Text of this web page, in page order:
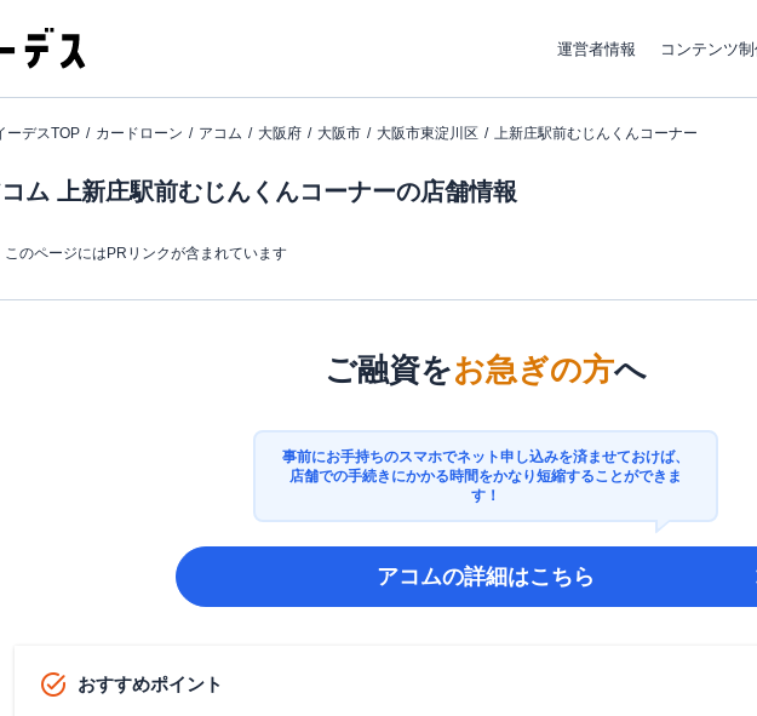
運営者情報 コンテンツ
ーデスTOP カードローン アコム 大阪府 大阪市 大阪市東淀川区 上新庄駅前むじんくんコーナー
ム 上新庄駅前むじんくんコーナーの店舗情報
このページにはPRリンクが含まれています
ご融資をお急ぎの方へ
事前にお手持ちのスマホでネット申し込みを済ませておけば、
店舗での手続きにかかる時間をかなり短縮することができま
す！
アコムの詳細はこちら
おすすめポイント